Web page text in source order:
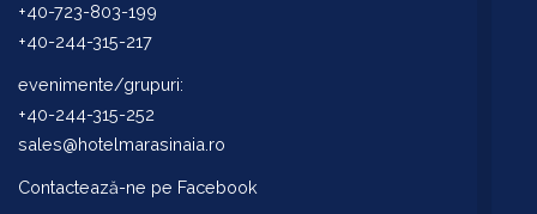
+40-723-803-199
+40-244-315-217
evenimente/grupuri:
+40-244-315-252
sales@hotelmarasinaia.ro
Contactează-ne pe Facebook